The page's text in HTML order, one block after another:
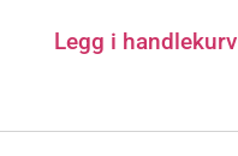
Legg i handlekurv